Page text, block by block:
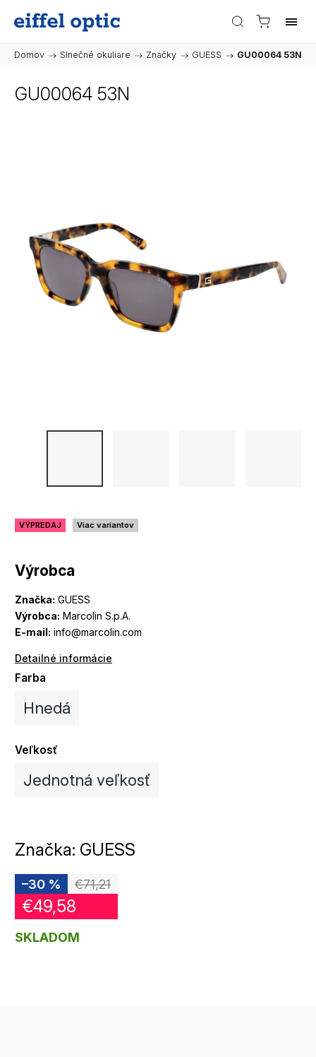
Domov / Slnečné okuliare / Značky / GUESS / GU00064 53N
GU00064 53N
Výrobca
Značka: GUESS
Výrobca: Marcolin S.p.A.
E-mail: info@marcolin.com
Detailné informácie
VÝPREDAJ Viac variantov
Farba
Hnedá
Veľkosť
Jednotná veľkosť
Značka: GUESS
€71,21
–30 %
€49,58
SKLADOM